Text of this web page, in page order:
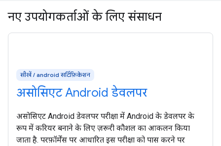
नए उपयोगकर्ताओं के लिए संसाधन
सीखें / android सर्टिफ़िकेशन
असोसिएट Android डेवलपर
असोसिएट Android डेवलपर परीक्षा में Android के डेवलपर के
रूप में करियर बनाने के लिए ज़रूरी कौशल का आकलन किया
जाता है. परफ़ॉर्मेंस पर आधारित इस परीक्षा को पास करने पर